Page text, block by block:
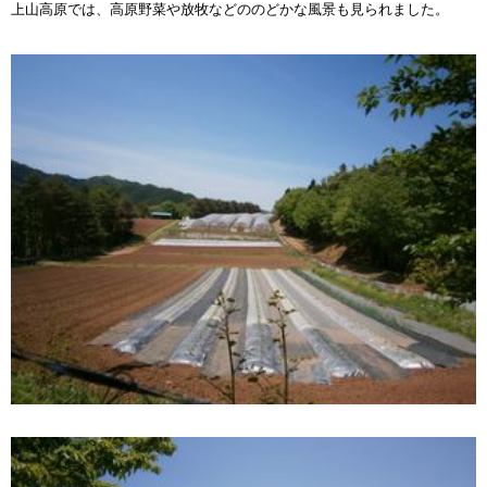
上山高原では、高原野菜や放牧などののどかな風景も見られました。